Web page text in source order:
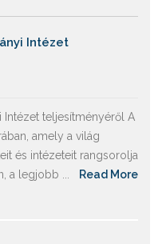
Intézet
teljesítményéről A
amely a világ
és intézeteit rangsorolja
a legjobb ...
Read More